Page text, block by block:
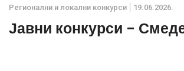
Регионални и локални конкурси 19.06.2026.
Јавни конкурси -